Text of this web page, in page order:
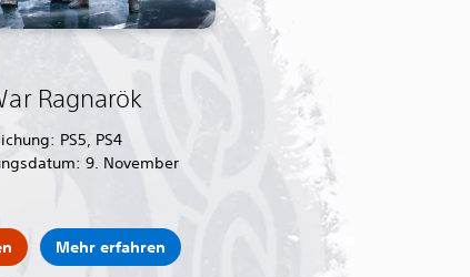
Ragnarök
PS5, PS4
9. November
Mehr erfahren